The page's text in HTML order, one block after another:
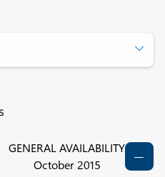
GENERAL AVAILABILITY
October 2015